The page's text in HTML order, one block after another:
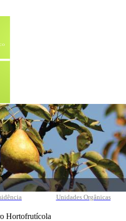
Unidades Orgânicas
Hortofrutícola